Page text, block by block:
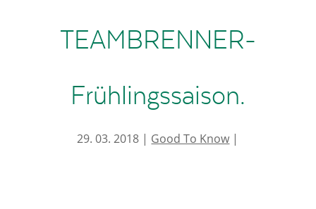
TEAMBRENNER-
Frühlingssaison.
29. 03. 2018 Good To Know